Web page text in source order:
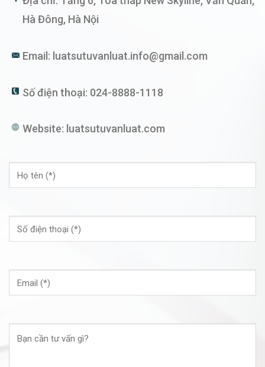
Hà Đông, Hà Nội
Email: luatsutuvanluat.info@gmail.com
Số điện thoại: 024-8888-1118
Website: luatsutuvanluat.com